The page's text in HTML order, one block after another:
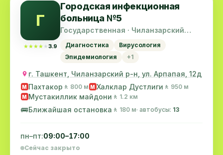
Г
★★★★★
★★★★★3.9
Городская инфекционная
больница №5
Государственная · Чиланзарский
Диагностика
Вирусология
Эпидемиология
+1
г. Ташкент, Чиланзарский р-н, ул. Арпапая, 12д
M Пахтакор 🚶 800 м M Халклар Дустлиги 🚶 950 м
M Мустакиллик майдони 🚶 1.2 км
🚌Ближайшая остановка 🚶 180 м· автобусы: 13
пн–пт:09:00–17:00
Сейчас закрыто